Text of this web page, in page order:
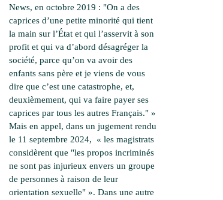
News, en octobre 2019 : "On a des
caprices d’une petite minorité qui tient
la main sur l’État et qui l’asservit à son
profit et qui va d’abord désagréger la
société, parce qu’on va avoir des
enfants sans père et je viens de vous
dire que c’est une catastrophe, et,
deuxièmement, qui va faire payer ses
caprices par tous les autres Français." »
Mais en appel, dans un jugement rendu
le 11 septembre 2024, « les magistrats
considèrent que "les propos incriminés
ne sont pas injurieux envers un groupe
de personnes à raison de leur
orientation sexuelle" ». Dans une autre